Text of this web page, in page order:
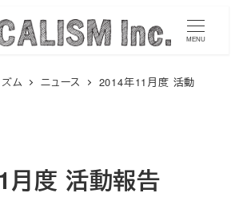
MENU
ム ニュース
2014年11月度 活動
月度 活動報告